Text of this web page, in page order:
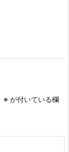
※ が付いている欄